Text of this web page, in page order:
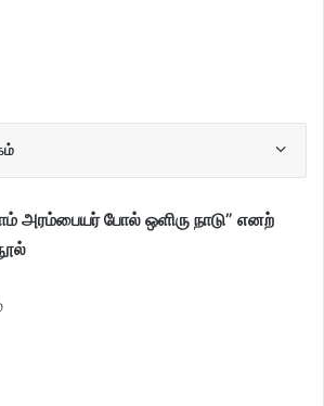
அரம்பையர் போல் ஒளிரு நாடு” எனற்